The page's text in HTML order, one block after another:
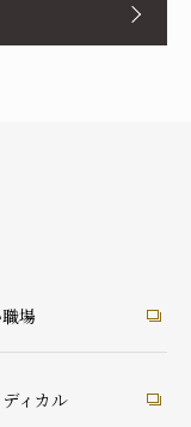
関係者
国が定める指針そ
めてまいります。
人からのこれらの
す。
することはありま
からの相談や苦情
場
ィカル